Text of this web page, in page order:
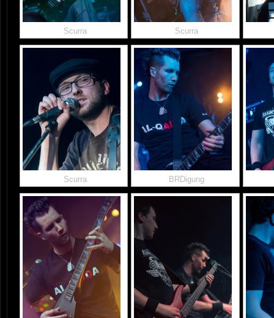
Scurra Scurra
Scurra BRDigung